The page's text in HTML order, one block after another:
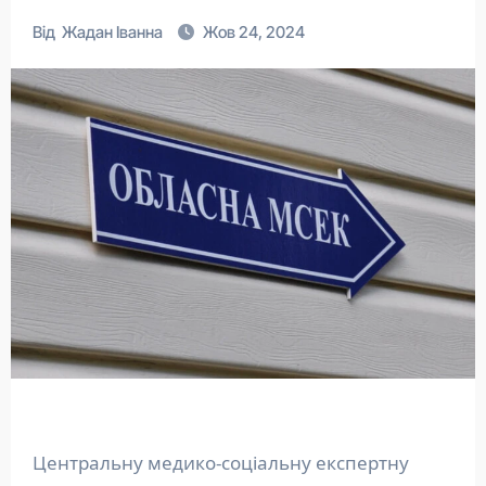
Від Жадан Іванна Жов 24, 2024
Центральну медико-соціальну експертну